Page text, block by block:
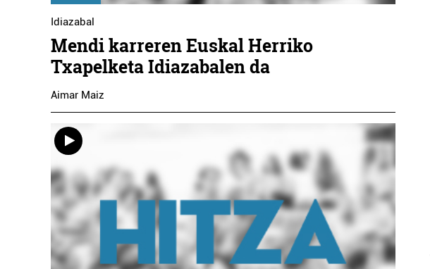
Idiazabal
Mendi karreren Euskal Herriko
Txapelketa Idiazabalen da
Aimar Maiz